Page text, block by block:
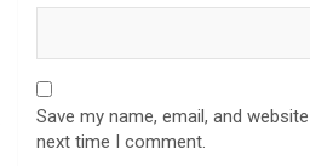
Save my name, email, and
next time I comment.